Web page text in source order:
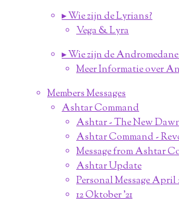
▸ Wie zijn de Lyrians?
Vega & Lyra
▸ Wie zijn de
Meer Informatie over
Members Messages
Ashtar Command
Ashtar - The New
Ashtar Command -
Message from Ashtar
Ashtar Update
Personal Message April
12 Oktober '21